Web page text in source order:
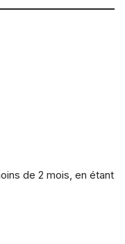
de 2 mois, en étant